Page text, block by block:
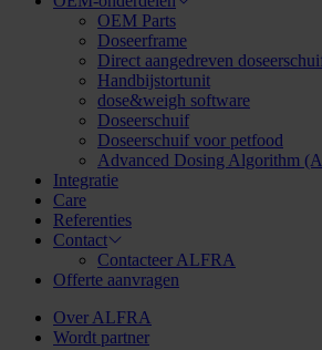
OEM Parts
Doseerframe
Direct aangedreven
Handbijstortunit
dose&weigh software
Doseerschuif
Doseerschuif voor petfood
Advanced Dosing Algorithm
Integratie
Care
Referenties
Contact
Contacteer ALFRA
Offerte aanvragen
Over ALFRA
Wordt partner